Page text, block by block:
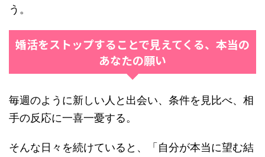
う。
婚活をストップすることで見えてくる、本当の
あなたの願い
毎週のように新しい人と出会い、条件を見比べ、相
手の反応に一喜一憂する。
そんな日々を続けていると、「自分が本当に望む結